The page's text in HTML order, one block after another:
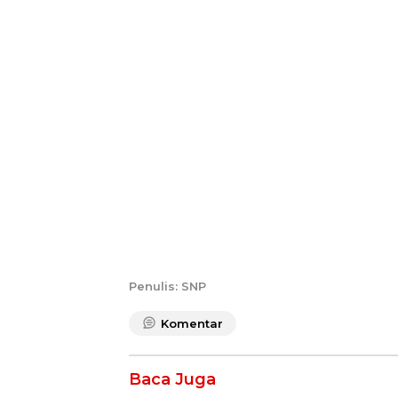
Penulis: SNP
Komentar
Baca Juga